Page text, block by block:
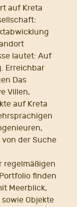
auf Kreta
lautet: Auf
Erreichbar
Das
Villen,
auf Kreta
der Suche
regelmäßigen
finden
Meerblick,
Objekte